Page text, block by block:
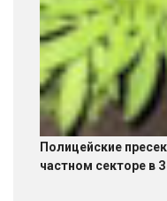
Полицейские
частном секторе в